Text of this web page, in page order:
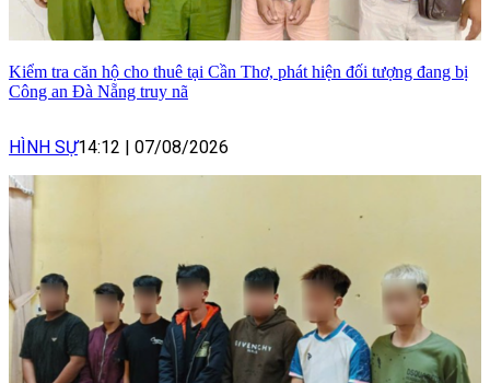
Kiểm tra căn hộ cho thuê tại Cần Thơ, phát hiện đối tượng đang bị
Công an Đà Nẵng truy nã
HÌNH SỰ14:12 07/08/2026